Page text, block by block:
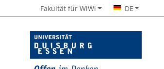
Fakultät für WiWi DE